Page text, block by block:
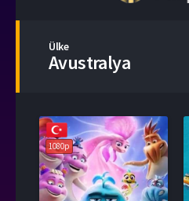
Ülke
Avustralya
1080p